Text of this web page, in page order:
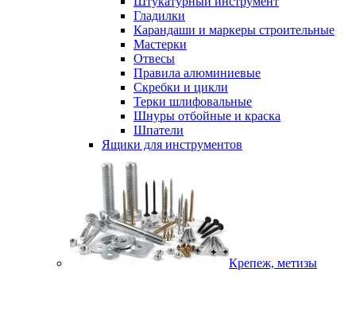
Гладилки
Карандаши и маркеры строительные
Мастерки
Отвесы
Правила алюминиевые
Скребки и цикли
Терки шлифовальные
Шнуры отбойные и краска
Шпатели
Ящики для инструментов
Крепеж, метизы